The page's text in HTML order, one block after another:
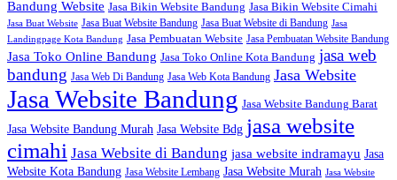
Bandung Website Jasa Bikin Website Bandung Jasa Bikin Website Cimahi
Jasa Buat Website Jasa Buat Website Bandung Jasa Buat Website di Bandung Jasa
Landingpage Kota Bandung Jasa Pembuatan Website Jasa Pembuatan Website Bandung
Jasa Toko Online Bandung Jasa Toko Online Kota Bandung jasa web
bandung Jasa Web Di Bandung Jasa Web Kota Bandung Jasa Website
Jasa Website Bandung Jasa Website Bandung Barat
Jasa Website Bandung Murah Jasa Website Bdg jasa website
cimahi Jasa Website di Bandung jasa website indramayu Jasa
Website Kota Bandung Jasa Website Lembang Jasa Website Murah Jasa Website